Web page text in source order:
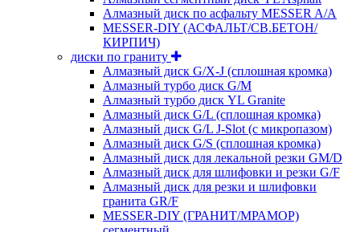
Алмазный диск по асфальту MESSER A/A
MESSER-DIY (АСФАЛЬТ/СВ.БЕТОН/
КИРПИЧ)
диски по граниту
Алмазный диск G/X-J (сплошная кромка)
Алмазный турбо диск G/M
Алмазный турбо диск YL Granite
Алмазный диск G/L (сплошная кромка)
Алмазный диск G/L J-Slot (с микропазом)
Алмазный диск G/S (сплошная кромка)
Алмазный диск для лекальной резки GM/D
Алмазный диск для шлифовки и резки G/F
Алмазный диск для резки и шлифовки
гранита GR/F
MESSER-DIY (ГРАНИТ/МРАМОР)